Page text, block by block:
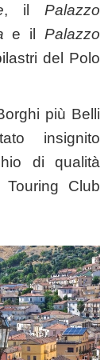
, ilPalazzo
e ilPalazzo
del Polo
più Belli
insignito
di qualità
Touring Club